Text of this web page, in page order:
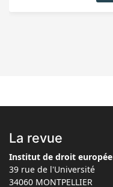
La revue
Institut de droit
39 rue de l'Université
34060 MONTPELLIER